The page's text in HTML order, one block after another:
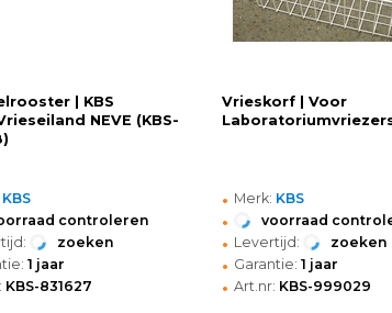
| KBS
NEVE (KBS-
KBS
controleren
zoeken
1 jaar
KBS-831627
Vrieskorf | Voor
• Merk: KBS
• voorraad
• Levertijd: zoeken
• Garantie: 1 jaar
• Art.nr: KBS-999029